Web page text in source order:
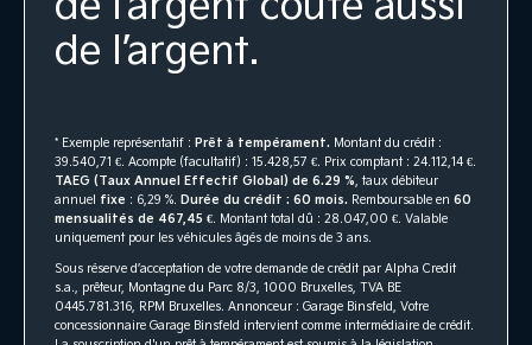
de l’argent.
* Exemple représentatif : Prêt à tempérament. Montant du crédit :
39.540,71 €. Acompte (facultatif) : 15.428,57 €. Prix comptant : 24.112,14 €.
TAEG (Taux Annuel Effectif Global) de 6.29 %, taux débiteur
annuel fixe : 6,29 %. Durée du crédit : 60 mois. Remboursable en 60
mensualités de 467,45 €. Montant total dû : 28.047,00 €. Valable
uniquement pour les véhicules âgés de moins de 3 ans.
Sous réserve d’acceptation de votre demande de crédit par Alpha Credit
s.a., prêteur, Montagne du Parc 8/3, 1000 Bruxelles, TVA BE
0445.781.316, RPM Bruxelles. Annonceur : Garage Binsfeld, Votre
concessionnaire Garage Binsfeld intervient comme intermédiaire de crédit.